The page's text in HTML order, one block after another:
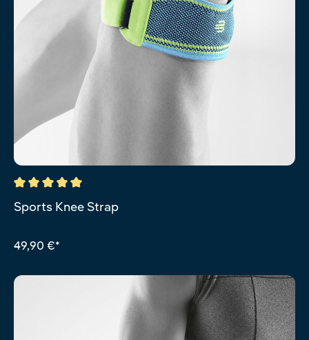
Durchschnittliche Bewertung von 5 von 5 Sternen
Sports Knee Strap
49,90 €*